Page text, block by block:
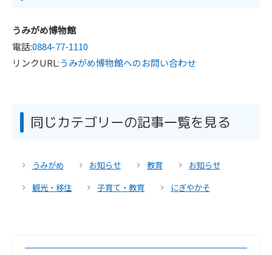
同じカテゴリーの記事一覧を見る
うみがめ お知らせ 教育
お知らせ
観光・移住
子育て・教育 にぎやかそ
うみがめ博物館
電話:0884-77-1110
リンクURL:うみがめ博物館へのお問い合わせ